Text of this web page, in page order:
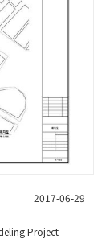
2017-06-29
Project